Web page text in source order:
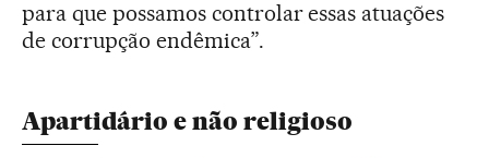
para que possamos controlar essas atuações
de corrupção endêmica”.
Apartidário e não religioso